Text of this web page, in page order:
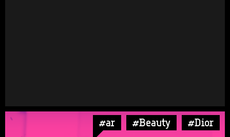
#ar #Beauty #Dior